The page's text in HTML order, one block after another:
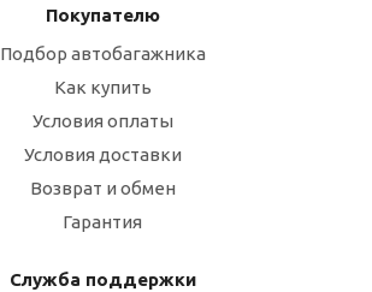
Покупателю
Подбор автобагажника
Как купить
Условия оплаты
Условия доставки
Возврат и обмен
Гарантия
Служба поддержки